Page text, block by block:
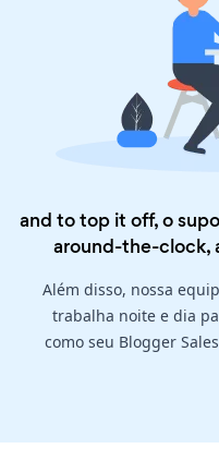
and to top it off, o
around-the-clock,
Além disso, nossa
trabalha noite e dia
como seu Blogger